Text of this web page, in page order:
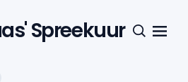
Spreekuur